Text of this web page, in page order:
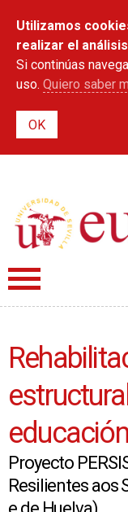
Utilizamos
realizar el
Si continúas
uso. Quiero saber
Proyecto
Resilientes aos